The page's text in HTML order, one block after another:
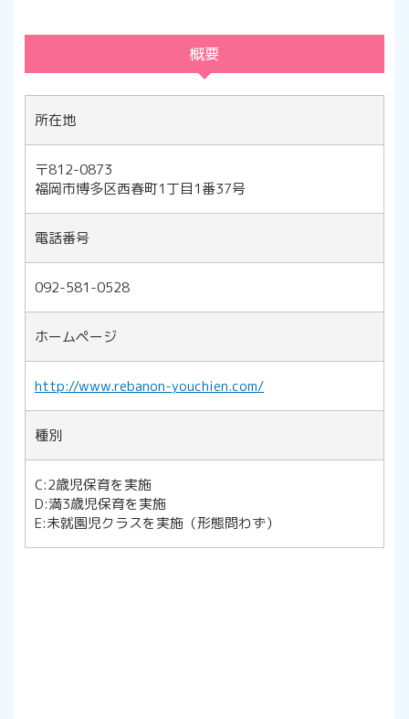
概要
所在地
〒812-0873
福岡市博多区西春町1丁目1番37号
電話番号
092-581-0528
ホームページ
http://www.rebanon-youchien.com/
種別
C:2歳児保育を実施
D:満3歳児保育を実施
E:未就園児クラスを実施（形態問わず）